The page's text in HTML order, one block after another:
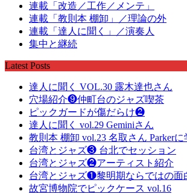
連載「改造／工作／メンテ」
連載「教則本 棚卸」／理論の外
連載「達人に聞く」／演奏人
集中と継続
Latest Posts
達人に聞く VOL.30 露木達也さん
穴場紹介❾仲町台のジャズ喫茶
ピックガードが傷だらけ❷
達人に聞く vol.29 Geminiさん
教則本 棚卸 vol.23 名取さん Parker
台湾とジャズ❸ 台北でセッション
台湾とジャズ❷アーティスト紹介
台湾とジャズ❶黎明期ならではの面
故宮博物院でピックケース vol.16